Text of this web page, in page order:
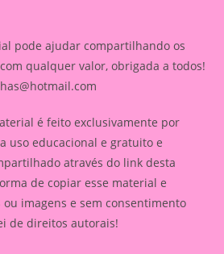
pode ajudar compartilhando os
qualquer valor, obrigada a todos!
é feito exclusivamente por
uso educacional e gratuito e
através do link desta
de copiar esse material e
ou imagens e sem consentimento
de direitos autorais!